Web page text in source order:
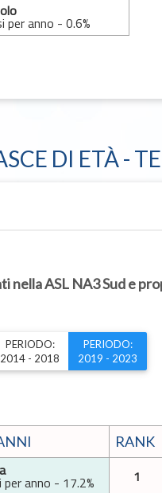
per anno - 0.6%
DI ETÀ -
ASL NA3 Sud e
PERIODO:
2014 - 2018
PERIODO:
2019 - 2023
RANK
anno - 17.2% 1